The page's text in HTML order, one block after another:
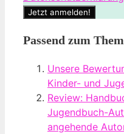
Passend zum
Unsere
Kinder- und
Review:
Jugendbuch-
angehende